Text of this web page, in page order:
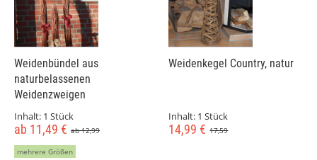
Weidenbündel aus
naturbelassenen
Weidenzweigen
Inhalt: 1 Stück
ab 12,99
ab 11,49 €
mehrere Größen
Weidenkegel Country, natur
Inhalt: 1 Stück
17,59
14,99 €